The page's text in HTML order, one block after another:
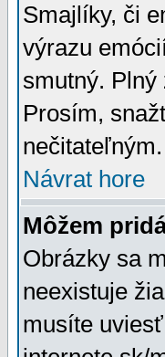
Smajlíky, či
výrazu
smutný.
Prosím,
Návrat hore
Môžem
Obrázky sa
neexistuje
musíte